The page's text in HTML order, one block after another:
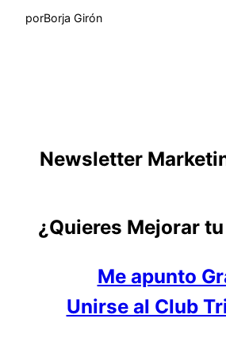
porBorja Girón
Newsletter
¿Quieres Mejorar
Me apunto
Unirse al Club